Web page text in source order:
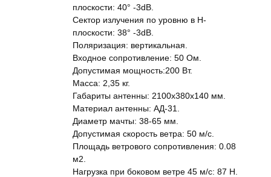
плоскости: 40° -3dB.
Сектор излучения по уровню в Н-
плоскости: 38° -3dB.
Поляризация: вертикальная.
Входное сопротивление: 50 Ом.
Допустимая мощность:200 Вт.
Масса: 2,35 кг.
Габариты антенны: 2100x380x140 мм.
Материал антенны: АД-31.
Диаметр мачты: 38-65 мм.
Допустимая скорость ветра: 50 м/c.
Площадь ветрового сопротивления: 0.08
м2.
Нагрузка при боковом ветре 45 м/c: 87 Н.